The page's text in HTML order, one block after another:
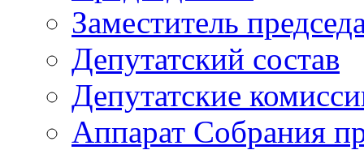
Заместитель
Депутатский состав
Депутатские
Аппарат Собрания